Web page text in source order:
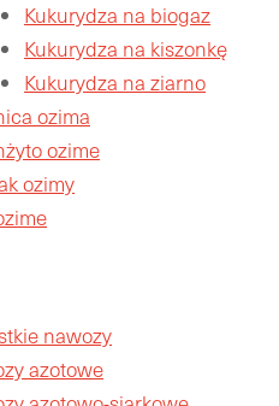
Kukurydza na biogaz
Kukurydza na kiszonkę
Kukurydza na ziarno
ozima
ozime
ozimy
nawozy
azotowe